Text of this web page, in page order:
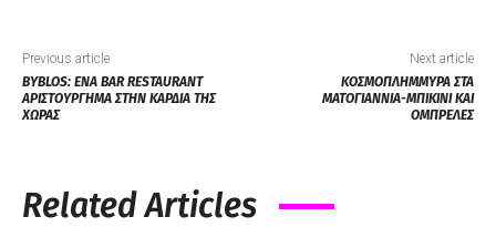
Previous article
BYBLOS: ΕΝΑ BAR RESTAURANT
ΑΡΙΣΤΟΥΡΓΗΜΑ ΣΤΗΝ ΚΑΡΔΙΑ ΤΗΣ
ΧΩΡΑΣ
Next article
ΚΟΣΜΟΠΛΗΜΜΥΡΑ ΣΤΑ
ΜΑΤΟΓΙΑΝΝΙΑ-ΜΠΙΚΙΝΙ ΚΑΙ
ΟΜΠΡΕΛΕΣ
Related Articles